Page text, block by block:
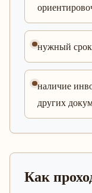
нужный
наличие
других
Как